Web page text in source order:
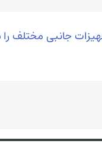
جانبی مختلف